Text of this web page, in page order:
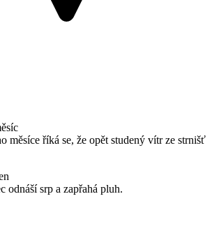
měsíce říká se, že opět studený vítr ze strnišť
odnáší srp a zapřahá pluh.